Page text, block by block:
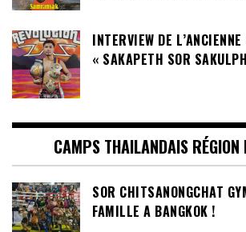
INTERVIEW DE
« SAKAPETH SOR
CAMPS THAILANDAIS RÉGION
SOR CHITSANONGCHAT
FAMILLE A BANGKOK !